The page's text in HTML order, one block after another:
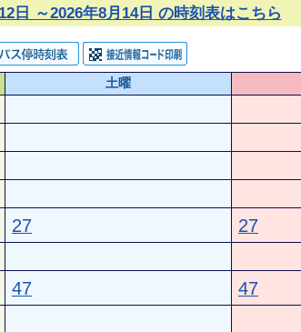
日 ～2026年8月14日 の時刻表はこちら
土曜
27 27
47 47